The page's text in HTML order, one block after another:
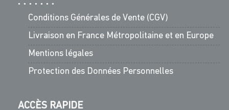
Conditions Générales de Vente (CGV)
Livraison en France Métropolitaine et en Europe
Mentions légales
Protection des Données Personnelles
ACCÈS RAPIDE